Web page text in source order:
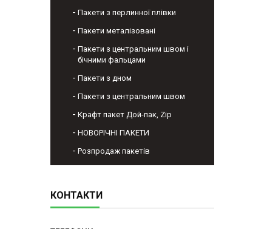
Пакети з перлинної плівки
Пакети металізовані
Пакети з центральним швом і
бічними фальцами
Пакети з дном
Пакети з центральним швом
Крафт пакет Дой-пак, Zip
НОВОРІЧНІ ПАКЕТИ
Розпродаж пакетів
КОНТАКТИ